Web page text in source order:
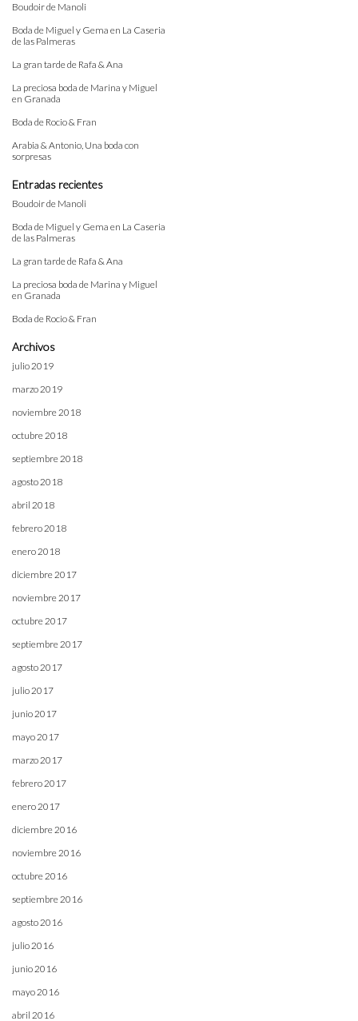
Boudoir de Manoli
Boda de Miguel y Gema en La Caseria
de las Palmeras
La gran tarde de Rafa & Ana
La preciosa boda de Marina y Miguel
en Granada
Boda de Rocio & Fran
Arabia & Antonio, Una boda con
sorpresas
Entradas recientes
Boudoir de Manoli
Boda de Miguel y Gema en La Caseria
de las Palmeras
La gran tarde de Rafa & Ana
La preciosa boda de Marina y Miguel
en Granada
Boda de Rocio & Fran
Archivos
julio 2019
marzo 2019
noviembre 2018
octubre 2018
septiembre 2018
agosto 2018
abril 2018
febrero 2018
enero 2018
diciembre 2017
noviembre 2017
octubre 2017
septiembre 2017
agosto 2017
julio 2017
junio 2017
mayo 2017
marzo 2017
febrero 2017
enero 2017
diciembre 2016
noviembre 2016
octubre 2016
septiembre 2016
agosto 2016
julio 2016
junio 2016
mayo 2016
abril 2016